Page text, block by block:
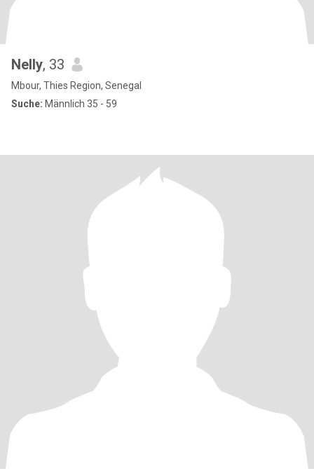
Nelly, 33
Mbour, Thies Region, Senegal
Suche: Männlich 35 - 59